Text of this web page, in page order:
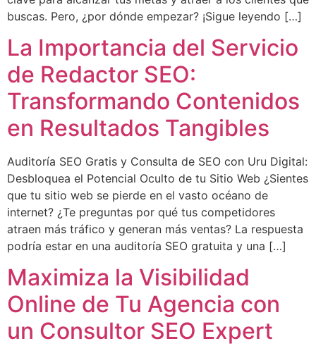
buscas. Pero, ¿por dónde empezar? ¡Sigue leyendo […]
La Importancia del Servicio
de Redactor SEO:
Transformando Contenidos
en Resultados Tangibles
Auditoría SEO Gratis y Consulta de SEO con Uru Digital:
Desbloquea el Potencial Oculto de tu Sitio Web ¿Sientes
que tu sitio web se pierde en el vasto océano de
internet? ¿Te preguntas por qué tus competidores
atraen más tráfico y generan más ventas? La respuesta
podría estar en una auditoría SEO gratuita y una […]
Maximiza la Visibilidad
Online de Tu Agencia con
un Consultor SEO Expert